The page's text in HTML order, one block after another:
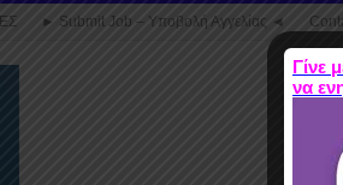
► Submit Job – Υποβολή Αγγελίας ◄
Γίνε
να